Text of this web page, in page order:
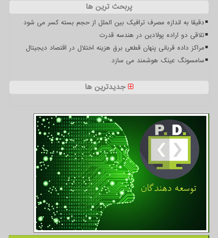
پربحث ترین ها
دقیقا به اندازه مصرف ترافیک بین الملل از حجم بسته کسر می شود
تلاقی دو اراده پولادین در هندسه قدرت
مراکز داده قربانی پنهان قطعی برق هزینه اختلال در اقتصاد دیجیتال
سامسونگ عینک هوشمند می سازد
جدیدترین ها